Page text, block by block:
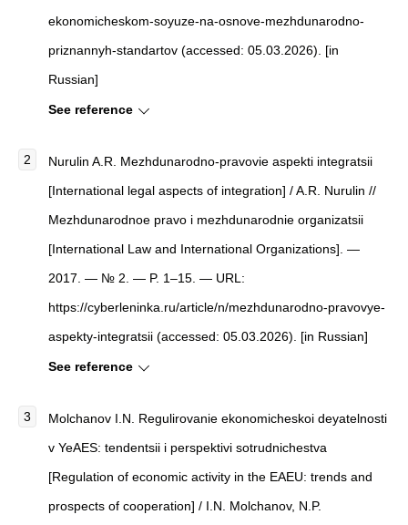
ekonomicheskom-soyuze-na-osnove-mezhdunarodno-
priznannyh-standartov (accessed: 05.03.2026). [in
Russian]
See reference
Nurulin A.R. Mezhdunarodno-pravovie aspekti integratsii
[International legal aspects of integration] / A.R. Nurulin //
Mezhdunarodnoe pravo i mezhdunarodnie organizatsii
[International Law and International Organizations]. —
2017. — № 2. — P. 1–15. — URL:
https://cyberleninka.ru/article/n/mezhdunarodno-pravovye-
aspekty-integratsii (accessed: 05.03.2026). [in Russian]
See reference
Molchanov I.N. Regulirovanie ekonomicheskoi deyatelnosti
v YeAES: tendentsii i perspektivi sotrudnichestva
[Regulation of economic activity in the EAEU: trends and
prospects of cooperation] / I.N. Molchanov, N.P.